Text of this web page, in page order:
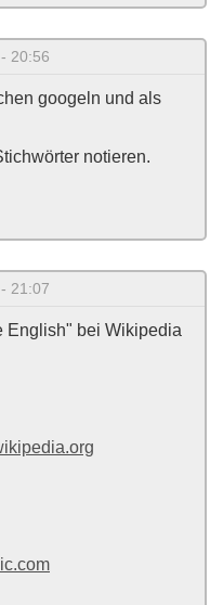
20:56
googeln und als
notieren.
21:07
English" bei Wikipedia